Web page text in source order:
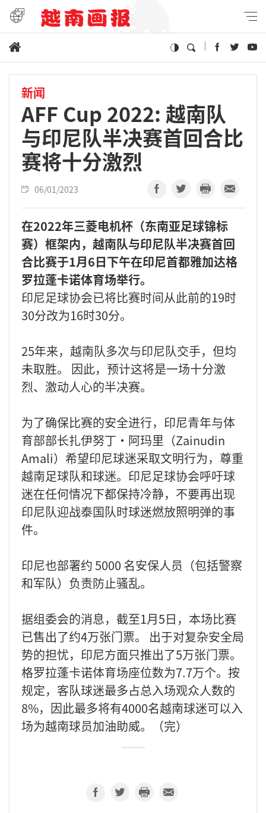
新闻
AFF Cup 2022: 越南队
与印尼队半决赛首回合比
赛将十分激烈
06/01/2023
在2022年三菱电机杯（东南亚足球锦标
赛）框架内，越南队与印尼队半决赛首回
合比赛于1月6日下午在印尼首都雅加达格
罗拉蓬卡诺体育场举行。
印尼足球协会已将比赛时间从此前的19时
30分改为16时30分。
25年来，越南队多次与印尼队交手，但均
未取胜。 因此，预计这将是一场十分激
烈、激动人心的半决赛。
为了确保比赛的安全进行，印尼青年与体
育部部长扎伊努丁·阿玛里（Zainudin
Amali）希望印尼球迷采取文明行为，尊重
越南足球队和球迷。印尼足球协会呼吁球
迷在任何情况下都保持冷静，不要再出现
印尼队迎战泰国队时球迷燃放照明弹的事
件。
印尼也部署约 5000 名安保人员（包括警察
和军队）负责防止骚乱。
据组委会的消息，截至1月5日，本场比赛
已售出了约4万张门票。 出于对复杂安全局
势的担忧，印尼方面只推出了5万张门票。
格罗拉蓬卡诺体育场座位数为7.7万个。按
规定，客队球迷最多占总入场观众人数的
8%，因此最多将有4000名越南球迷可以入
场为越南球员加油助威。（完）